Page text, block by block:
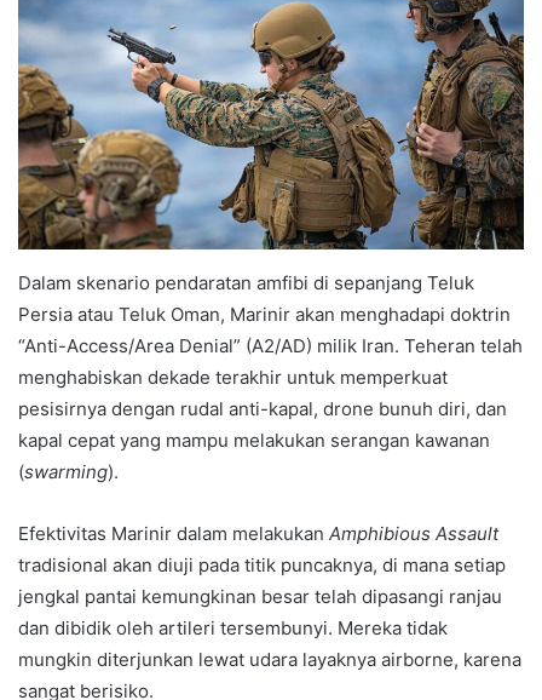
Dalam skenario pendaratan amfibi di sepanjang Teluk
Persia atau Teluk Oman, Marinir akan menghadapi doktrin
“Anti-Access/Area Denial” (A2/AD) milik Iran. Teheran telah
menghabiskan dekade terakhir untuk memperkuat
pesisirnya dengan rudal anti-kapal, drone bunuh diri, dan
kapal cepat yang mampu melakukan serangan kawanan
(swarming).
Efektivitas Marinir dalam melakukan Amphibious Assault
tradisional akan diuji pada titik puncaknya, di mana setiap
jengkal pantai kemungkinan besar telah dipasangi ranjau
dan dibidik oleh artileri tersembunyi. Mereka tidak
mungkin diterjunkan lewat udara layaknya airborne, karena
sangat berisiko.